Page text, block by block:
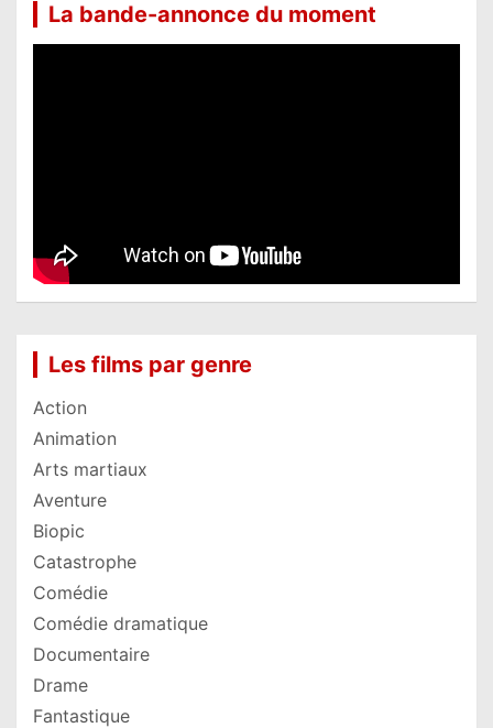
La bande-annonce du moment
Les films par genre
Action
Animation
Arts martiaux
Aventure
Biopic
Catastrophe
Comédie
Comédie dramatique
Documentaire
Drame
Fantastique